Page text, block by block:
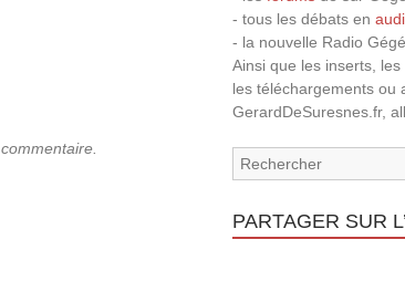
- tous les débats en
- la nouvelle Radio
Ainsi que les inserts, les
les téléchargements ou
GerardDeSuresnes.fr,
PARTAGER SUR